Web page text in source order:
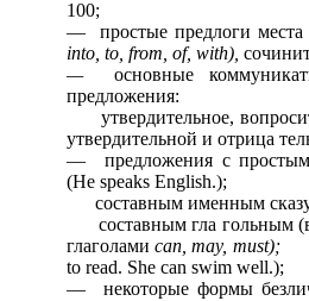
100;
— простые предлоги места
into, to, from, of, with),
— основные
предложения:
утвердительное,
утвердительной и отрица
— предложения с простым
(Не speaks English.);
составным именным
составным гла гольным
глаголамиcan, may, must);
to read. She can swim well.);
— некоторые формы